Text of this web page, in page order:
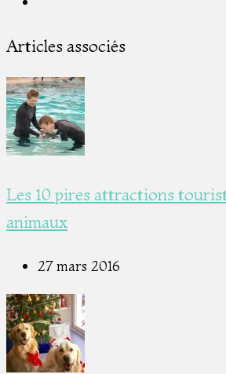
Articles associés
Les 10 pires attractions
animaux
27 mars 2016